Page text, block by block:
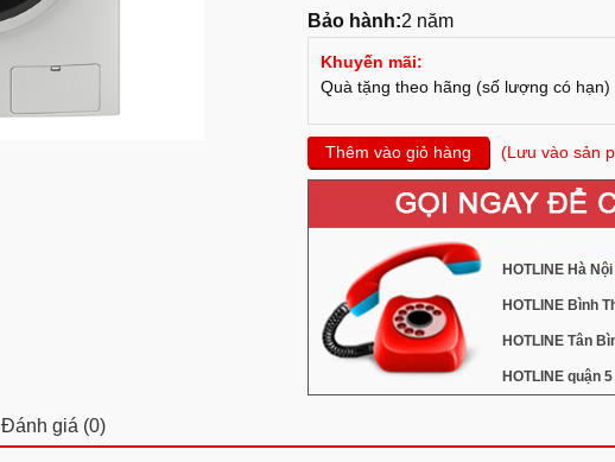
Bảo hành:2 năm
Khuyến mãi:
Quà tặng theo hãng (số lượng có hạn)
Thêm vào giỏ hàng (Lưu vào sản
HOTLINE Hà Nội
HOTLINE Bình
HOTLINE Tân
HOTLINE quận 5
Đánh giá (0)